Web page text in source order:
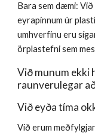
Bara sem dæmi:
eyrapinnum úr
umhverfinu eru
örplastefni sem
Við munum ekki
raunverulegar
Við eyða tíma
Við erum